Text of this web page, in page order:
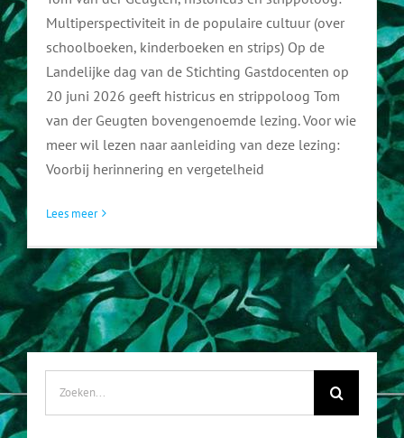
Multiperspectiviteit in de populaire cultuur (over
schoolboeken, kinderboeken en strips) Op de
Landelijke dag van de Stichting Gastdocenten op
20 juni 2026 geeft histricus en strippoloog Tom
van der Geugten bovengenoemde lezing. Voor wie
meer wil lezen naar aanleiding van deze lezing:
Voorbij herinnering en vergetelheid
Lees meer